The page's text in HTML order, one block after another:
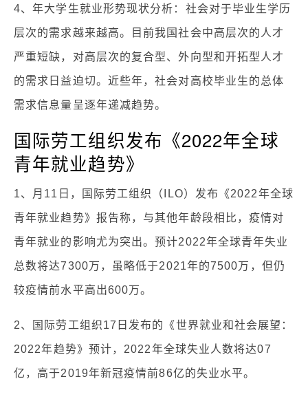
4、年大学生就业形势现状分析：社会对于毕业生学历
层次的需求越来越高。目前我国社会中高层次的人才
严重短缺，对高层次的复合型、外向型和开拓型人才
的需求日益迫切。近些年，社会对高校毕业生的总体
需求信息量呈逐年递减趋势。
国际劳工组织发布《2022年全球
青年就业趋势》
1、月11日，国际劳工组织（ILO）发布《2022年全球
青年就业趋势》报告称，与其他年龄段相比，疫情对
青年就业的影响尤为突出。预计2022年全球青年失业
总数将达7300万，虽略低于2021年的7500万，但仍
较疫情前水平高出600万。
2、国际劳工组织17日发布的《世界就业和社会展望：
2022年趋势》预计，2022年全球失业人数将达07
亿，高于2019年新冠疫情前86亿的失业水平。